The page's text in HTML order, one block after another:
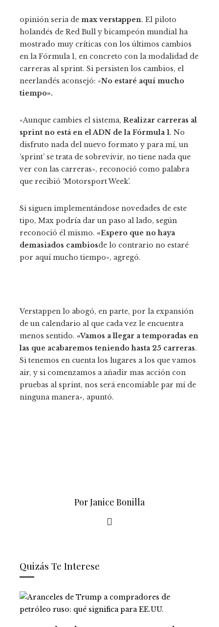
opinión seria de max verstappen. El piloto
holandés de Red Bull y bicampeón mundial ha
mostrado muy críticas con los últimos cambios
en la Fórmula 1, en concreto con la modalidad de
carreras al sprint. Si persisten los cambios, el
neerlandés aconsejó: «No estaré aquí mucho
tiempo».
«Aunque cambies el sistema, Realizar carreras al
sprint no está en el ADN de la Fórmula 1. No
disfruto nada del nuevo formato y para mí, un
‘sprint’ se trata de sobrevivir, no tiene nada que
ver con las carreras», reconoció como palabra
que recibió ‘Motorsport Week’.
Si siguen implementándose novedades de este
tipo, Max podría dar un paso al lado, según
reconoció él mismo. «Espero que no haya
demasiados cambiosde lo contrario no estaré
por aquí mucho tiempo», agregó.
Verstappen lo abogó, en parte, por la expansión
de un calendario al que cada vez le encuentra
menos sentido. «Vamos a llegar a temporadas en
las que acabaremos teniendo hasta 25 carreras.
Si tenemos en cuenta los lugares a los que vamos
air, y si comenzamos a añadir mas acción con
pruebas al sprint, nos será encomiable par mí de
ninguna manera», apuntó.
Por Janice Bonilla
Quizás Te Interese